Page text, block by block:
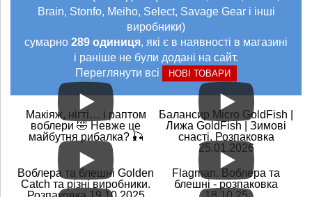
Brain, Stonfo, Meiho, Select, Savage Gear і інші
виробники)
сумарно 289 одиниця, які є в наявності в магазині
і раніше не були додані на сайт.
Переглянути всі
НОВІ ТОВАРИ
Макіяж, нігті… і раптом
воблери 🤣 Невже це
майбутня рибалка? 🎣
Балансир Micro GoldFish |
Лижа GoldFish | Зимові
снасті. Розпаковка
25.01.2026
Воблера та блешні Golden
Catch та різні виробники.
Flagman. Воблера та
блешні - розпаковка